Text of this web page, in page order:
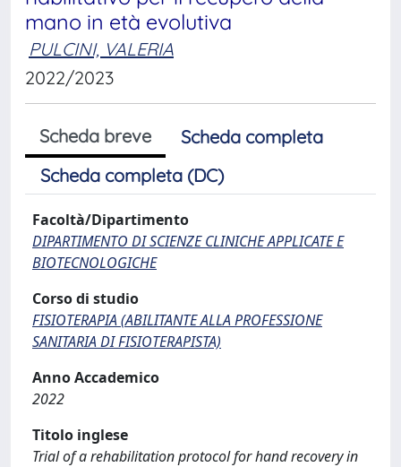
mano in età evolutiva
PULCINI, VALERIA
2022/2023
Scheda breve
Scheda completa
Scheda completa (DC)
Facoltà/Dipartimento
DIPARTIMENTO DI SCIENZE CLINICHE APPLICATE E
BIOTECNOLOGICHE
Corso di studio
FISIOTERAPIA (ABILITANTE ALLA PROFESSIONE
SANITARIA DI FISIOTERAPISTA)
Anno Accademico
2022
Titolo inglese
Trial of a rehabilitation protocol for hand recovery in